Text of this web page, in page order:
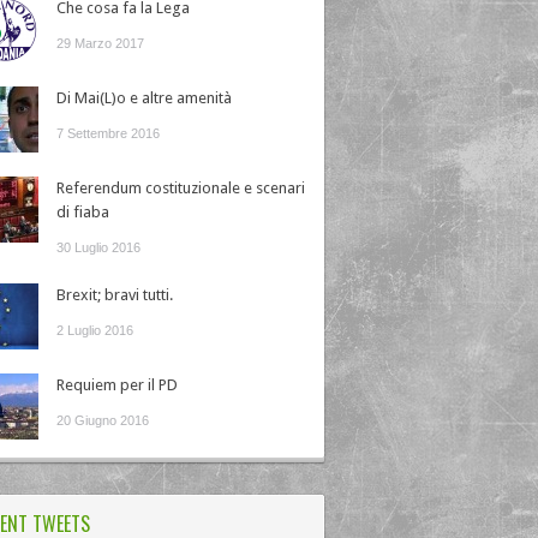
Che cosa fa la Lega
29 Marzo 2017
Di Mai(L)o e altre amenità
7 Settembre 2016
Referendum costituzionale e scenari
di fiaba
30 Luglio 2016
Brexit; bravi tutti.
2 Luglio 2016
Requiem per il PD
20 Giugno 2016
TWEETS